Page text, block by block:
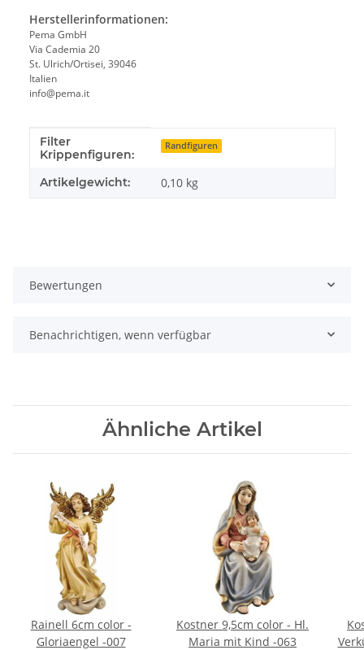
Herstellerinformationen:
Pema GmbH
Via Cademia 20
St. Ulrich/Ortisei, 39046
Italien
info@pema.it
Produkteigenschaft
Wert
Filter
Krippenfiguren:
Randfiguren
Artikelgewicht: 0,10 kg
Bewertungen
Benachrichtigen, wenn verfügbar
Ähnliche Artikel
Rainell 6cm color -
Gloriaengel -007
Kostner 9,5cm color - Hl.
Maria mit Kind -063